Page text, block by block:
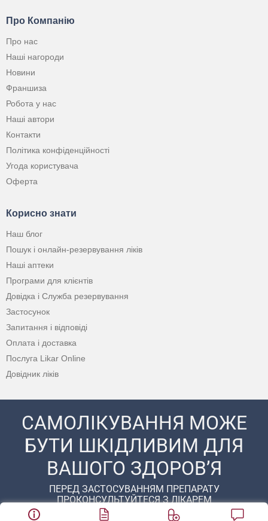
Про Компанію
Про нас
Наші нагороди
Новини
Франшиза
Робота у нас
Наші автори
Контакти
Політика конфіденційності
Угода користувача
Оферта
Корисно знати
Наш блог
Пошук і онлайн-резервування ліків
Наші аптеки
Програми для клієнтів
Довідка і Служба резервування
Застосунок
Запитання і відповіді
Оплата і доставка
Послуга Likar Online
Довідник ліків
САМОЛІКУВАННЯ МОЖЕ
БУТИ ШКІДЛИВИМ ДЛЯ
ВАШОГО ЗДОРОВ’Я
ПЕРЕД ЗАСТОСУВАННЯМ ПРЕПАРАТУ
ПРОКОНСУЛЬТУЙТЕСЯ З ЛІКАРЕМ
© 2020 - 2026 Аптека D.S. Усі права захищені